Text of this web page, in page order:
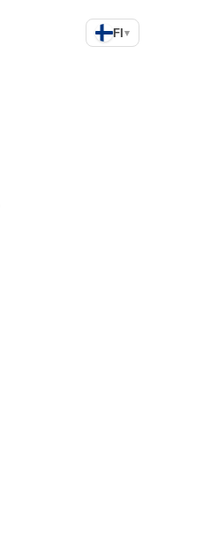
FI▾